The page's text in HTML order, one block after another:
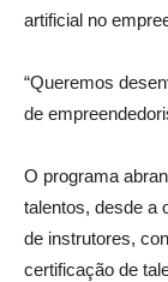
artificial no
“Queremos
de
O programa
talentos, desde a
de instrutores,
certificação de